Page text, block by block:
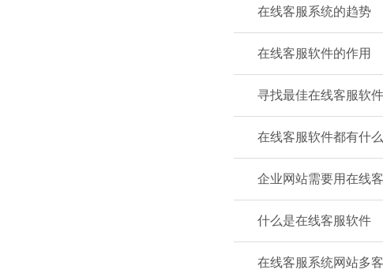
在线客服系统的趋势
在线客服软件的作用
寻找最佳在线客服软
在线客服软件都有什么
企业网站需要用在线
什么是在线客服软件
在线客服系统网站多